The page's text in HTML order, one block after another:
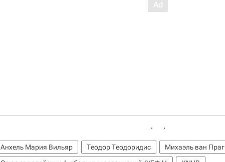
Анхель Мария Вильяр Теодор Теодоридис Михаэль ван Праг